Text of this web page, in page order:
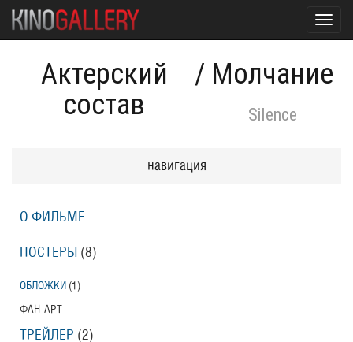
Актерский
состав
/ Молчание
Silence
навигация
О ФИЛЬМЕ
ПОСТЕРЫ (8)
ОБЛОЖКИ (1)
ФАН-АРТ
ТРЕЙЛЕР (2)